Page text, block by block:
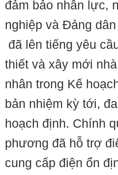
đảm bảo nhân lực,
nghiệp và Đảng
đã lên tiếng yêu
thiết và xây mới
nhân trong Kế
bản nhiệm kỳ tới,
hoạch định. Chính
phương đã hỗ trợ
cung cấp điện ổn